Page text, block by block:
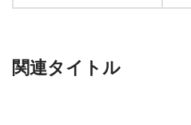
関連タイトル